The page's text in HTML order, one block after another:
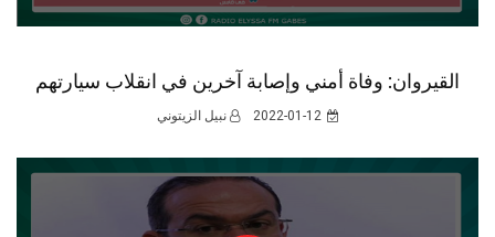
القيروان: وفاة أمني وإصابة آخرين في انقلاب سيارتهم
2022-01-12 نبيل الزيتوني